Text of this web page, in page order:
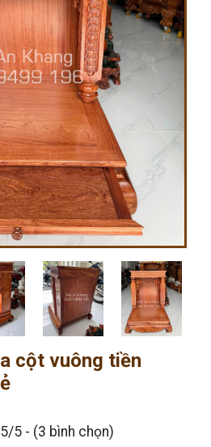
cột vuông tiền
5/5 - (3 bình chọn)